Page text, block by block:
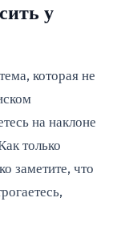
у
которая не
на наклоне
только
заметите, что